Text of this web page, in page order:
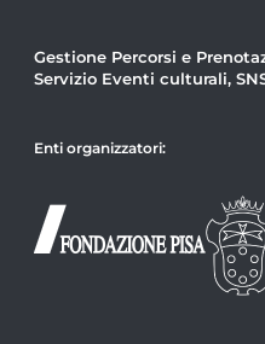
Gestione Percorsi e
Servizio Eventi culturali,
Enti organizzatori: